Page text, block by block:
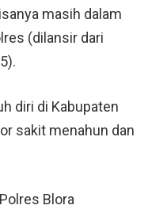
masih dalam
(dilansir dari
diri di Kabupaten
sakit menahun dan
Blora